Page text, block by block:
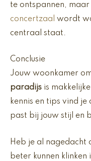
te ontspannen, maar
concertzaal wordt
centraal staat.
Conclusie
Jouw woonkamer
paradijs is
kennis en tips vind
past bij jouw stijl en
Heb je al nagedacht
beter kunnen klinken